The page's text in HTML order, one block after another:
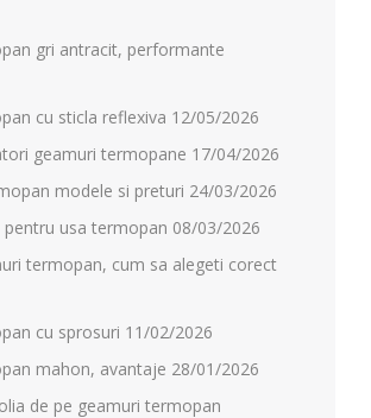
gri antracit, performante
cu sticla reflexiva 12/05/2026
geamuri termopane 17/04/2026
modele si preturi 24/03/2026
pentru usa termopan 08/03/2026
termopan, cum sa alegeti corect
cu sprosuri 11/02/2026
mahon, avantaje 28/01/2026
de pe geamuri termopan